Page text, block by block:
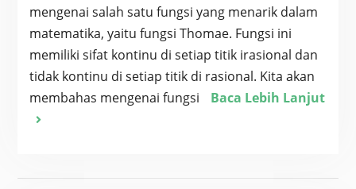
mengenai salah satu fungsi yang menarik dalam
matematika, yaitu fungsi Thomae. Fungsi ini
memiliki sifat kontinu di setiap titik irasional dan
tidak kontinu di setiap titik di rasional. Kita akan
membahas mengenai fungsi
Baca Lebih Lanjut